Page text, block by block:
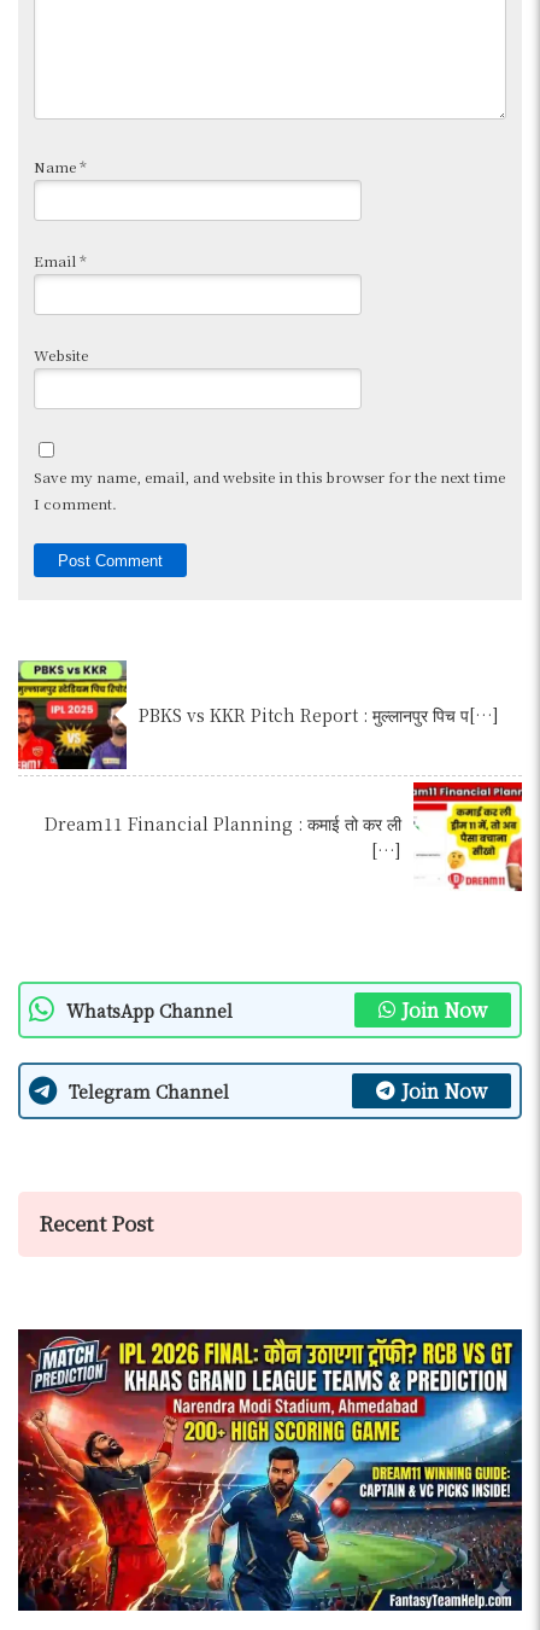
Name*
Email *
Website
Save my name, email, and website in this browser for the next time
I comment.
PBKS vs KKR Pitch Report : मुल्लानपुर पिच प[…]
Dream11 Financial Planning : कमाई तो कर ली
[…]
WhatsApp Channel Join Now
Telegram Channel Join Now
Recent Post